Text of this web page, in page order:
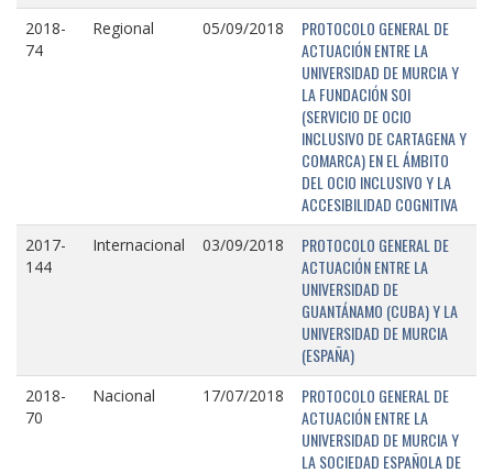
2018-
74
Regional 05/09/2018
PROTOCOLO GENERAL DE
ACTUACIÓN ENTRE LA
UNIVERSIDAD DE MURCIA Y
LA FUNDACIÓN SOI
(SERVICIO DE OCIO
INCLUSIVO DE CARTAGENA Y
COMARCA) EN EL ÁMBITO
DEL OCIO INCLUSIVO Y LA
ACCESIBILIDAD COGNITIVA
2017-
144
Internacional 03/09/2018
PROTOCOLO GENERAL DE
ACTUACIÓN ENTRE LA
UNIVERSIDAD DE
GUANTÁNAMO (CUBA) Y LA
UNIVERSIDAD DE MURCIA
(ESPAÑA)
2018-
70
Nacional 17/07/2018
PROTOCOLO GENERAL DE
ACTUACIÓN ENTRE LA
UNIVERSIDAD DE MURCIA Y
LA SOCIEDAD ESPAÑOLA DE